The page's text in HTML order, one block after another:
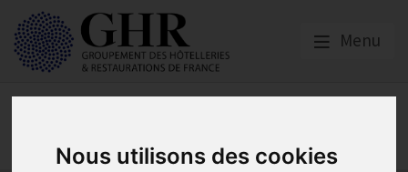
Nous utilisons des cookies
Menu